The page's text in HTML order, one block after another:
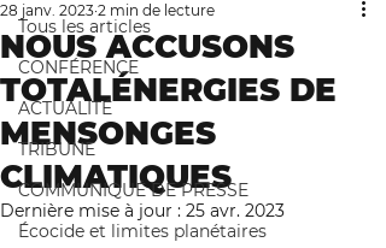
Tous les articles
CONFÉRENCE
ACTUALITÉ
TRIBUNE
COMMUNIQUÉ DE PRESSE
Écocide et limites planétaires
NOUS ACCUSONS
TOTALÉNERGIES DE
MENSONGES
CLIMATIQUES
28 janv. 2023 2 min de lecture
Dernière mise à jour : 25 avr. 2023